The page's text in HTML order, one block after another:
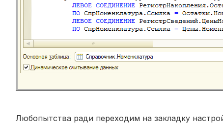
Любопытства ради переходим на закладку